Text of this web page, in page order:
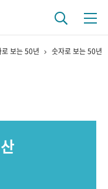
로 보는 50년 숫자로 보는 50년